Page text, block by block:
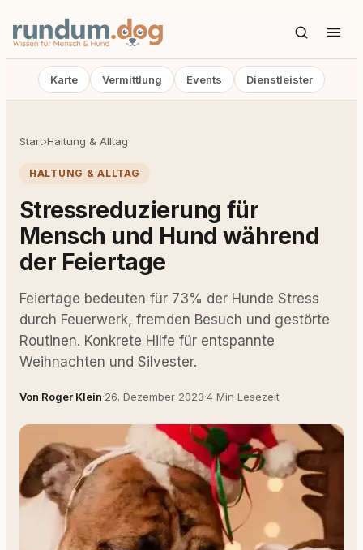
Karte Vermittlung Events Dienstleister
Start›Haltung & Alltag
HALTUNG & ALLTAG
Stressreduzierung für
Mensch und Hund während
der Feiertage
Feiertage bedeuten für 73% der Hunde Stress
durch Feuerwerk, fremden Besuch und gestörte
Routinen. Konkrete Hilfe für entspannte
Weihnachten und Silvester.
Von Roger Klein·26. Dezember 2023·4 Min Lesezeit